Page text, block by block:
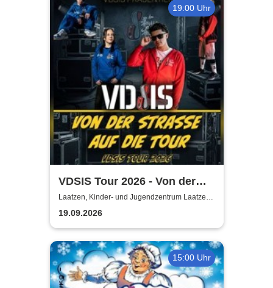
19:00 Uhr
VDSIS Tour 2026 - Von der
Strasse auf die Tour
Laatzen, Kinder- und Jugendzentrum Laatzen
KiJuZ
19.09.2026
15:00 Uhr